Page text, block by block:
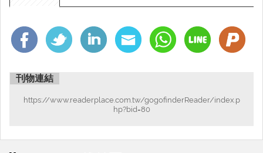
刊物連結
https://www.readerplace.com.tw/gogofinderReader/index.p
hp?bid=80